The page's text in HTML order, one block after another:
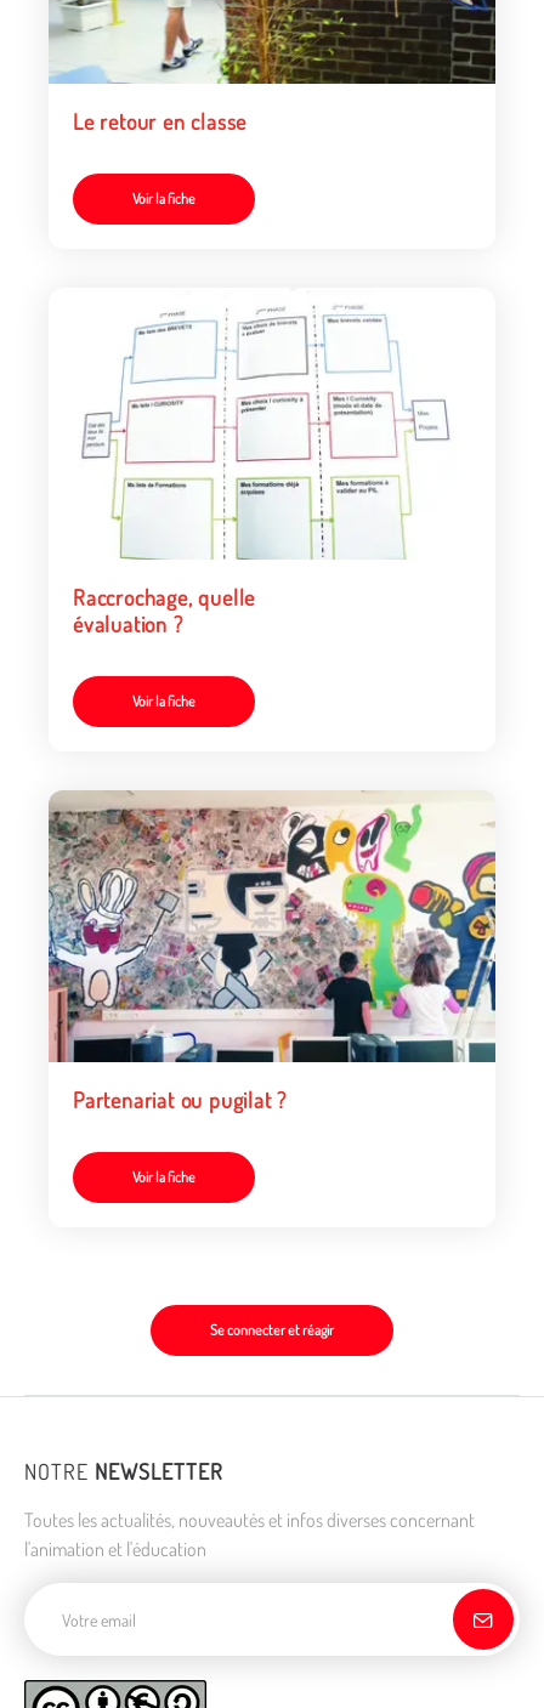
Le retour en classe
Voir la fiche
Raccrochage, quelle
évaluation ?
Voir la fiche
Partenariat ou pugilat ?
Voir la fiche
Se connecter et réagir
NOTRE NEWSLETTER
Toutes les actualités, nouveautés et infos diverses concernant
l'animation et l'éducation